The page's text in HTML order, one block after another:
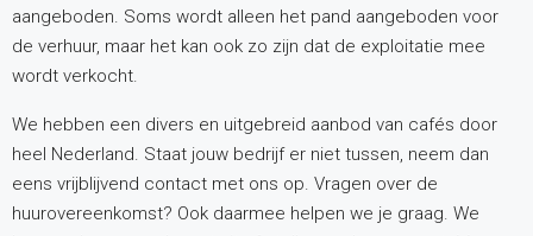
aangeboden. Soms wordt alleen het pand aangeboden voor
de verhuur, maar het kan ook zo zijn dat de exploitatie mee
wordt verkocht.
We hebben een divers en uitgebreid aanbod van cafés door
heel Nederland. Staat jouw bedrijf er niet tussen, neem dan
eens vrijblijvend contact met ons op. Vragen over de
huurovereenkomst? Ook daarmee helpen we je graag. We